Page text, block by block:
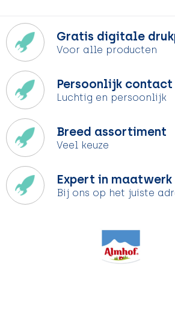
Gratis digitale
Voor alle producten
Persoonlijk contact
Luchtig en persoonlijk
Breed assortiment
Veel keuze
Expert in maatwerk
Bij ons op het juiste